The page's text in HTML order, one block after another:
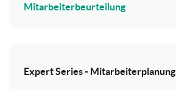
Mitarbeiterbeurteilung
Expert Series - Mitarbeiterplanung